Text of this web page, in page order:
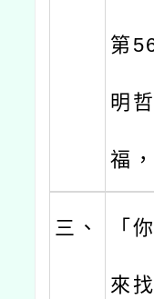
第
明
福
三、 「
來